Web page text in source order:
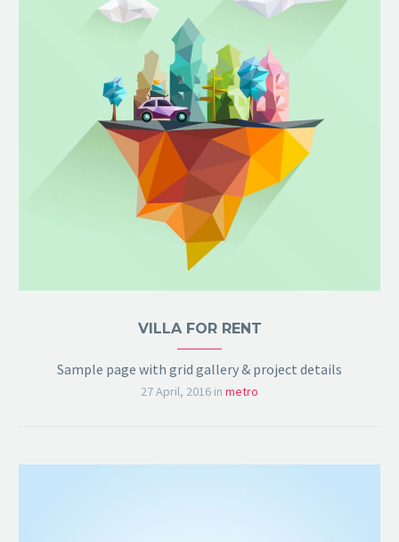
VILLA FOR RENT
Sample page with grid gallery & project details
27 April, 2016 in metro